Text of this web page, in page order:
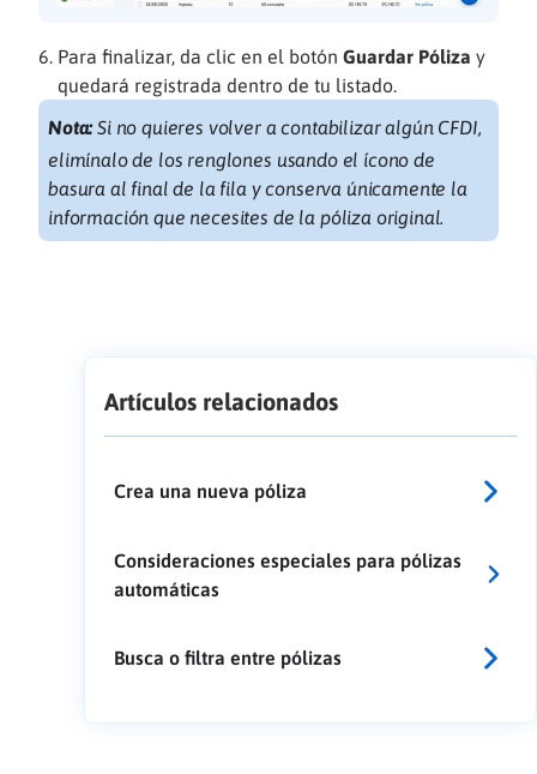
Para finalizar, da clic en el botón Guardar Póliza y
quedará registrada dentro de tu listado.
Nota:Si no quieres volver a contabilizar algún CFDI,
elimínalo de los renglones usando el ícono de
basura al final de la fila y conserva únicamente la
información que necesites de la póliza original.
Artículos relacionados
Crea una nueva póliza
Consideraciones especiales para pólizas
automáticas
Busca o filtra entre pólizas